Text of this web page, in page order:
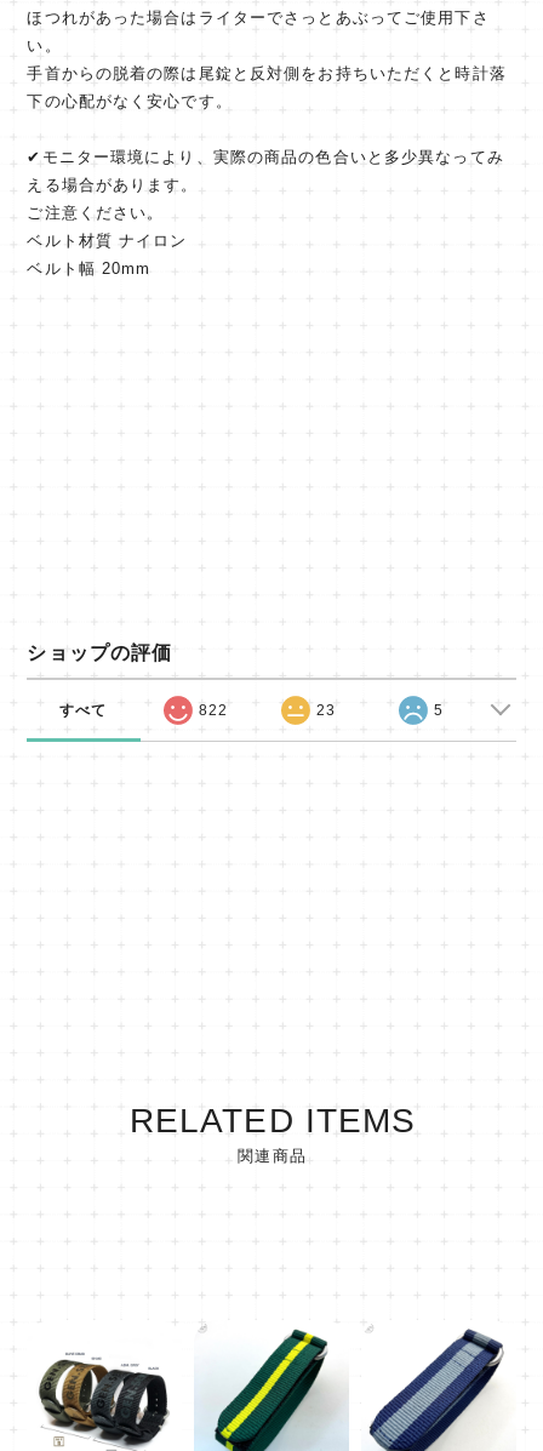
ほつれがあった場合はライターでさっとあぶってご使用下さ
い。
手首からの脱着の際は尾錠と反対側をお持ちいただくと時計落
下の心配がなく安心です。
✔︎モニター環境により、実際の商品の色合いと多少異なってみ
える場合があります。
ご注意ください。
ベルト材質 ナイロン
ベルト幅 20mm
ショップの評価
すべて 822 23 5
RELATED ITEMS
関連商品